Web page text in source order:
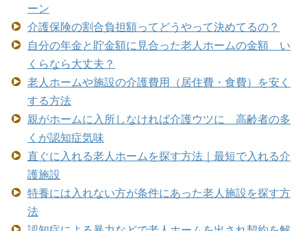
ーン
介護保険の割合負担額ってどうやって決めてるの？
自分の年金と貯金額に見合った老人ホームの金額 い
くらなら大丈夫？
老人ホームや施設の介護費用（居住費・食費）を安く
する方法
親がホームに入所しなければ介護ウツに 高齢者の多
くが認知症気味
直ぐに入れる老人ホームを探す方法｜最短で入れる介
護施設
特養には入れない方が条件にあった老人施設を探す方
法